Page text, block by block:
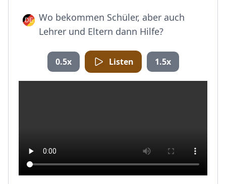
Wo bekommen Schüler, aber auch
Lehrer und Eltern dann Hilfe?
0.5x Listen 1.5x